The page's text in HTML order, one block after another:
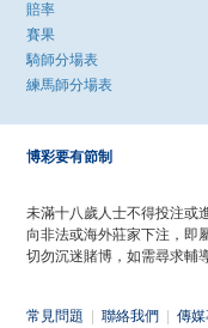
賠率
賽果
騎師分場表
練馬師分場表
博彩要有節制
未滿十八歲人士不得投注或
向非法或海外莊家下注，即
切勿沉迷賭博，如需尋求輔
常見問題 聯絡我們 傳媒